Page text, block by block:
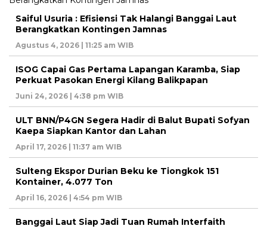
Saiful Usuria : Efisiensi Tak Halangi Banggai Laut
Berangkatkan Kontingen Jamnas
Agustus 4, 2026 | 11:25 am WIB
ISOG Capai Gas Pertama Lapangan Karamba, Siap
Perkuat Pasokan Energi Kilang Balikpapan
Juni 24, 2026 | 4:38 pm WIB
ULT BNN/P4GN Segera Hadir di Balut Bupati Sofyan
Kaepa Siapkan Kantor dan Lahan
April 17, 2026 | 11:37 am WIB
Sulteng Ekspor Durian Beku ke Tiongkok 151
Kontainer, 4.077 Ton
April 16, 2026 | 4:54 pm WIB
Banggai Laut Siap Jadi Tuan Rumah Interfaith